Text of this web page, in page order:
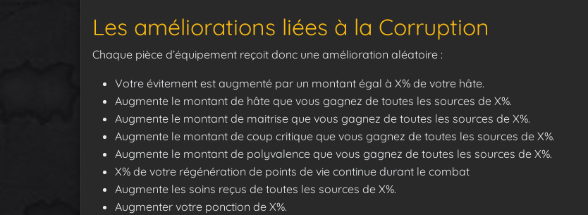
Les améliorations liées à la Corruption
Chaque pièce d’équipement reçoit donc une amélioration aléatoire :
Votre évitement est augmenté par un montant égal à X% de votre hâte.
Augmente le montant de hâte que vous gagnez de toutes les sources de X%.
Augmente le montant de maitrise que vous gagnez de toutes les sources de X%.
Augmente le montant de coup critique que vous gagnez de toutes les sources de X%.
Augmente le montant de polyvalence que vous gagnez de toutes les sources de X%.
X% de votre régénération de points de vie continue durant le combat
Augmente les soins reçus de toutes les sources de X%.
Augmenter votre ponction de X%.